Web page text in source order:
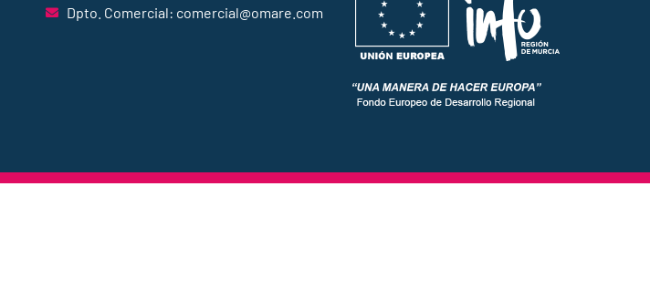
Dpto. Comercial: comercial@omare.com